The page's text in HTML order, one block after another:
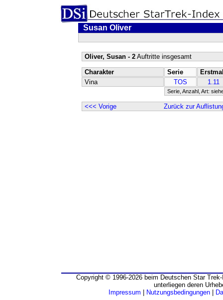
Susan Oliver
Oliver, Susan - 2Auftritte insgesamt
Charakter Serie
Vina
TOS 1.11
Serie, Anzahl, Art:
<<< Vorige Zurück zur
Copyright © 1996-2026 beim Deutschen Star
unterliegen deren
Impressum
Nutzungsbedingungen